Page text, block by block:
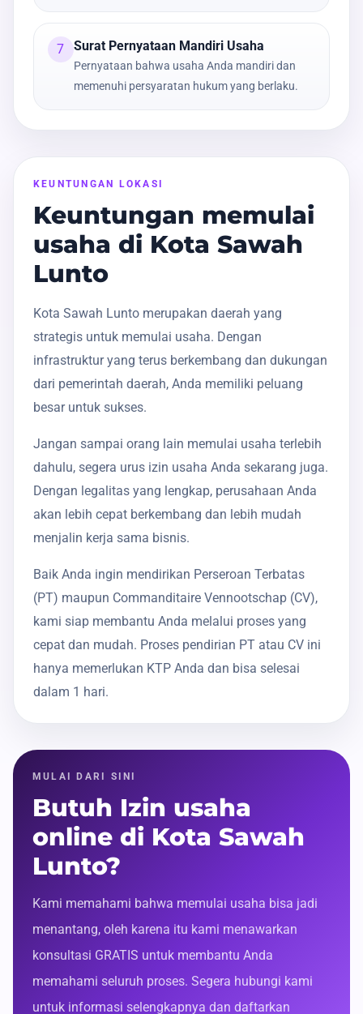
7 Surat Pernyataan Mandiri Usaha
Pernyataan bahwa usaha Anda mandiri dan
memenuhi persyaratan hukum yang berlaku.
KEUNTUNGAN LOKASI
Keuntungan memulai
usaha di Kota Sawah
Lunto
Kota Sawah Lunto merupakan daerah yang
strategis untuk memulai usaha. Dengan
infrastruktur yang terus berkembang dan dukungan
dari pemerintah daerah, Anda memiliki peluang
besar untuk sukses.
Jangan sampai orang lain memulai usaha terlebih
dahulu, segera urus izin usaha Anda sekarang juga.
Dengan legalitas yang lengkap, perusahaan Anda
akan lebih cepat berkembang dan lebih mudah
menjalin kerja sama bisnis.
Baik Anda ingin mendirikan Perseroan Terbatas
(PT) maupun Commanditaire Vennootschap (CV),
kami siap membantu Anda melalui proses yang
cepat dan mudah. Proses pendirian PT atau CV ini
hanya memerlukan KTP Anda dan bisa selesai
dalam 1 hari.
MULAI DARI SINI
Butuh Izin usaha
online di Kota Sawah
Lunto?
Kami memahami bahwa memulai usaha bisa jadi
menantang, oleh karena itu kami menawarkan
konsultasi GRATIS untuk membantu Anda
memahami seluruh proses. Segera hubungi kami
untuk informasi selengkapnya dan daftarkan